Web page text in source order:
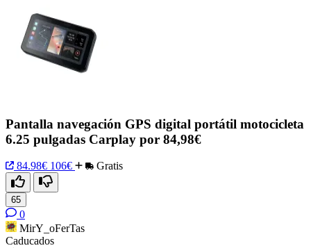
Pantalla navegación GPS digital portátil motocicleta
6.25 pulgadas Carplay por 84,98€
84.98€ 106€ Gratis
65
0
MirY_oFerTas
Caducados